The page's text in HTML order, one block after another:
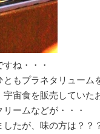
ね・・・
もプラネタリューム
宙食を販売していた
ームなどが・・・
たが、味の方は？？